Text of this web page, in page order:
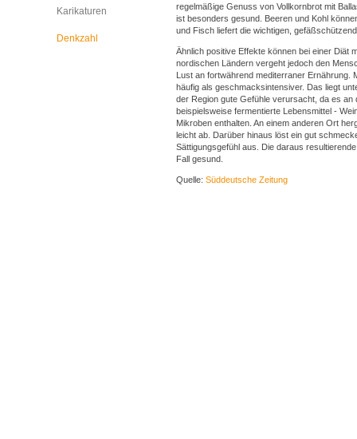
Karikaturen
Denkzahl
regelmäßige Genuss von Vollkornbrot mit
ist besonders gesund. Beeren und Kohl
und Fisch liefert die wichtigen,
Ähnlich positive Effekte können bei einer Diät
nordischen Ländern vergeht jedoch den
Lust an fortwährend mediterraner Ernährung.
häufig als geschmacksintensiver. Das liegt
der Region gute Gefühle verursacht, da es an
beispielsweise fermentierte Lebensmittel -
Mikroben enthalten. An einem anderen Ort
leicht ab. Darüber hinaus löst ein gut
Sättigungsgefühl aus. Die daraus
Fall gesund.
Quelle: Süddeutsche Zeitung